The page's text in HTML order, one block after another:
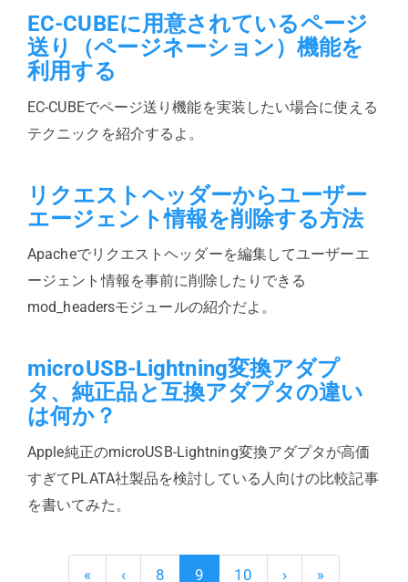
EC-CUBEに用意されているページ
送り（ページネーション）機能を
利用する
EC-CUBEでページ送り機能を実装したい場合に使える
テクニックを紹介するよ。
リクエストヘッダーからユーザー
エージェント情報を削除する方法
Apacheでリクエストヘッダーを編集してユーザーエ
ージェント情報を事前に削除したりできる
mod_headersモジュールの紹介だよ。
microUSB-Lightning変換アダプ
タ、純正品と互換アダプタの違い
は何か？
Apple純正のmicroUSB-Lightning変換アダプタが高価
すぎてPLATA社製品を検討している人向けの比較記事
を書いてみた。
« ‹ 8 9 10 › »